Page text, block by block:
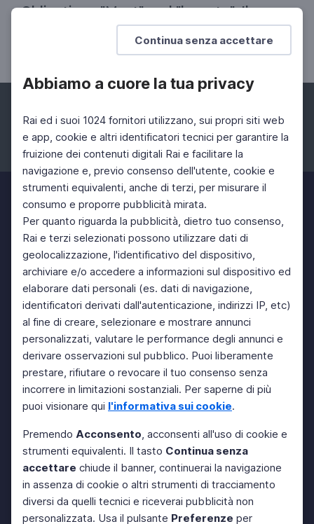
Continua senza accettare
Abbiamo a cuore la tua privacy
Rai ed i suoi 1024 fornitori utilizzano, sui propri siti web
e app, cookie e altri identificatori tecnici per garantire la
fruizione dei contenuti digitali Rai e facilitare la
navigazione e, previo consenso dell'utente, cookie e
strumenti equivalenti, anche di terzi, per misurare il
consumo e proporre pubblicità mirata.
Per quanto riguarda la pubblicità, dietro tuo consenso,
Rai e terzi selezionati possono utilizzare dati di
geolocalizzazione, l'identificativo del dispositivo,
archiviare e/o accedere a informazioni sul dispositivo ed
elaborare dati personali (es. dati di navigazione,
identificatori derivati dall'autenticazione, indirizzi IP, etc)
al fine di creare, selezionare e mostrare annunci
personalizzati, valutare le performance degli annunci e
derivare osservazioni sul pubblico. Puoi liberamente
prestare, rifiutare o revocare il tuo consenso senza
incorrere in limitazioni sostanziali. Per saperne di più
puoi visionare qui l'informativa sui cookie.
Premendo Acconsento, acconsenti all'uso di cookie e
strumenti equivalenti. Il tasto Continua senza
accettare chiude il banner, continuerai la navigazione
in assenza di cookie o altri strumenti di tracciamento
diversi da quelli tecnici e riceverai pubblicità non
personalizzata. Usa il pulsante Preferenze per
Obligation - "Must" and "have to", Il
corretto utilizzo di must e have to
Language for Lockdown
Facebook Instagram Twitter